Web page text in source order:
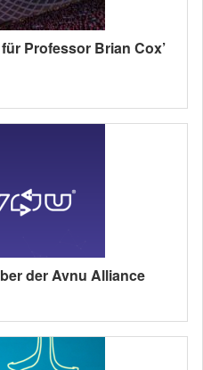
Professor Brian Cox’
der Avnu Alliance